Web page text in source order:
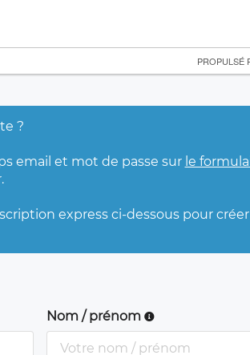
PROPULSÉ
?
email et mot de passe sur le
express ci-dessous pour
Nom / prénom